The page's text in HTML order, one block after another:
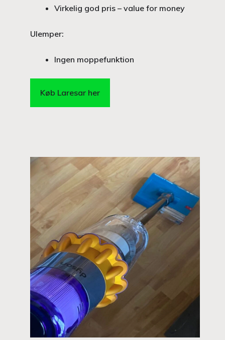
Virkelig god pris – value for money
Ulemper:
Ingen moppefunktion
Køb Laresar her